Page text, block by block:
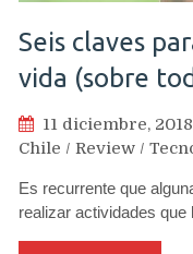
Seis claves
vida (sobre
11 diciembre, 2018
Chile / Review /
Es recurrente que
realizar actividades